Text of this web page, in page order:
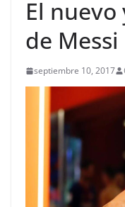
El
de Messi
septiembre 10, 2017